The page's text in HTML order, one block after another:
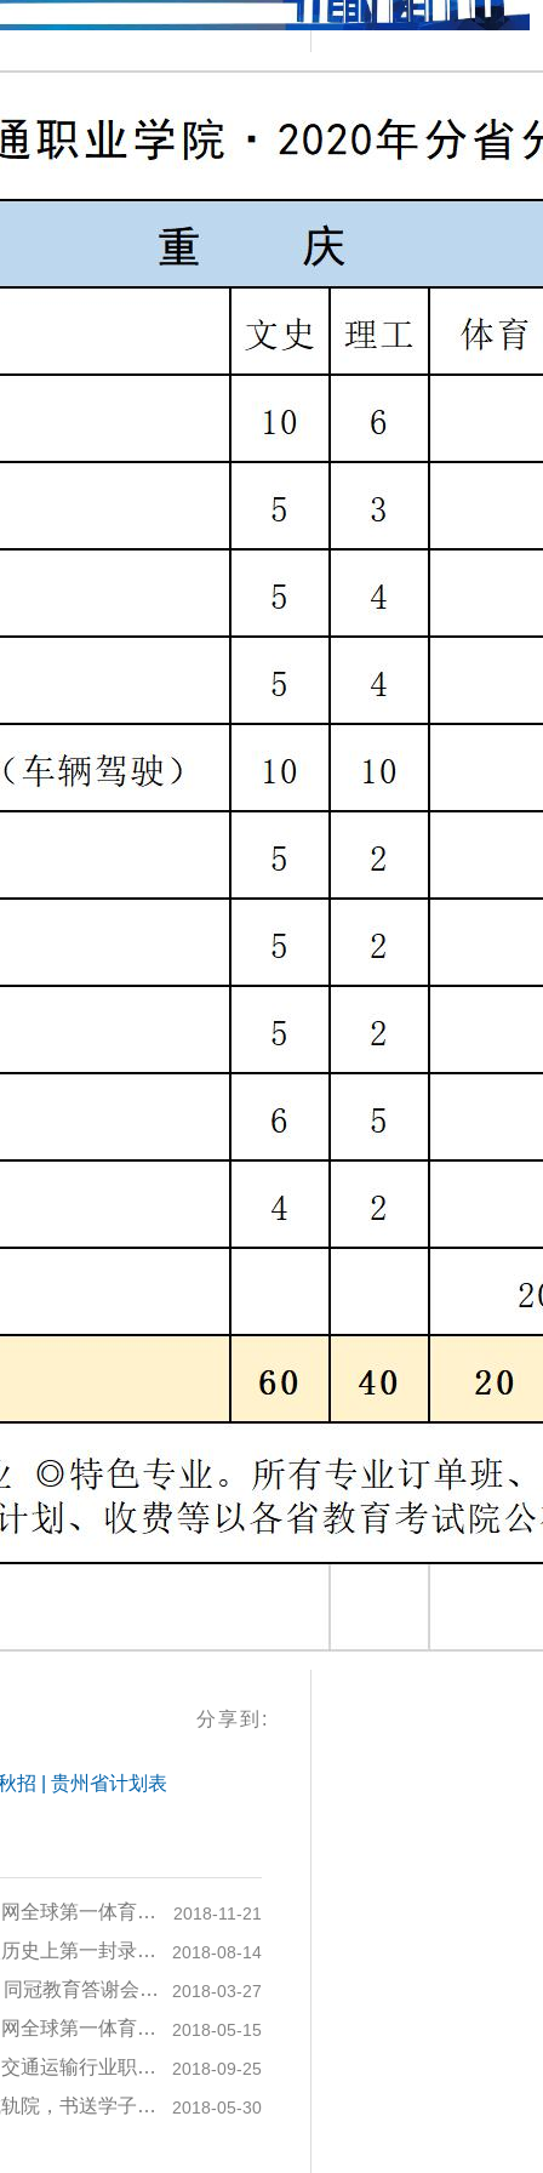
分享到:
招 | 贵州省计划表
一体育平台最新招聘信息 2018-11-21
一封录取通知书已送达！ 2018-08-14
谢会暨新春联谊会”圆满举办 2018-03-27
举办方获“西南交通大学建校122周年... 2018-05-15
能大赛城市轨道交通列车司机和行车... 2018-09-25
，书送学子未来！ 2018-05-30